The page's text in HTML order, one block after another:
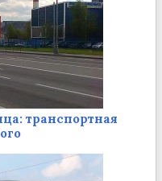
транспортная